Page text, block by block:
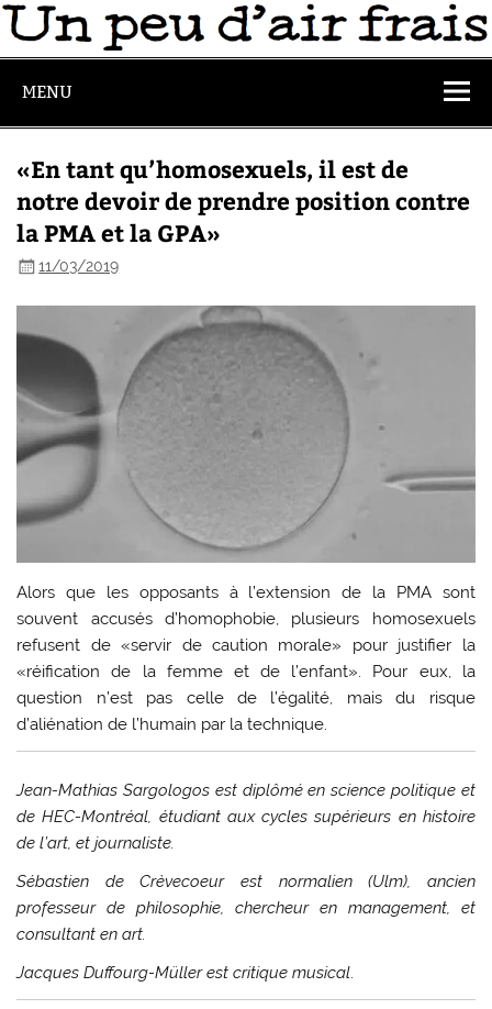
MENU
«En tant qu’homosexuels, il est de
notre devoir de prendre position contre
la PMA et la GPA»
11/03/2019
Alors que les opposants à l’extension de la PMA sont
souvent accusés d’homophobie, plusieurs homosexuels
refusent de «servir de caution morale» pour justifier la
«réification de la femme et de l’enfant». Pour eux, la
question n’est pas celle de l’égalité, mais du risque
d’aliénation de l’humain par la technique.
Jean-Mathias Sargologos est diplômé en science politique et
de HEC-Montréal, étudiant aux cycles supérieurs en histoire
de l’art, et journaliste.
Sébastien de Crèvecoeur est normalien (Ulm), ancien
professeur de philosophie, chercheur en management, et
consultant en art.
Jacques Duffourg-Müller est critique musical.